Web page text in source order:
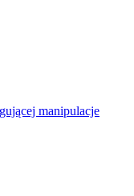
manipulacje